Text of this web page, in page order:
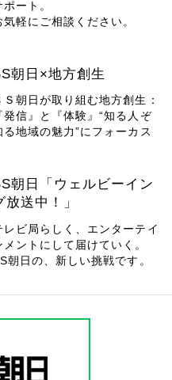
ポート。
気軽にご相談ください。
朝日×地方創生
Ｓ朝日が取り組む地方創生：
発信』と『体験』“知る人ぞ
る地域の魅力”にフォーカス
朝日「ウェルビーイン
放送中！」
レビ局らしく、エンターテイ
メントにして届けていく。
朝日の、新しい挑戦です。